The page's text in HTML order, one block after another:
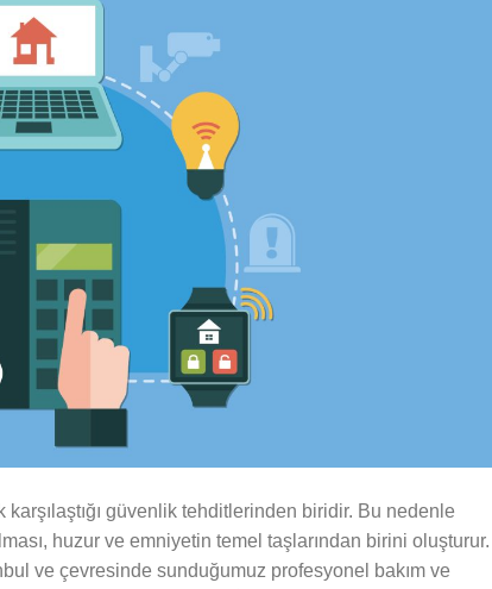
güvenlik tehditlerinden biridir. Bu nedenle
huzur ve emniyetin temel taşlarından birini oluşturur.
ve çevresinde sunduğumuz profesyonel bakım ve